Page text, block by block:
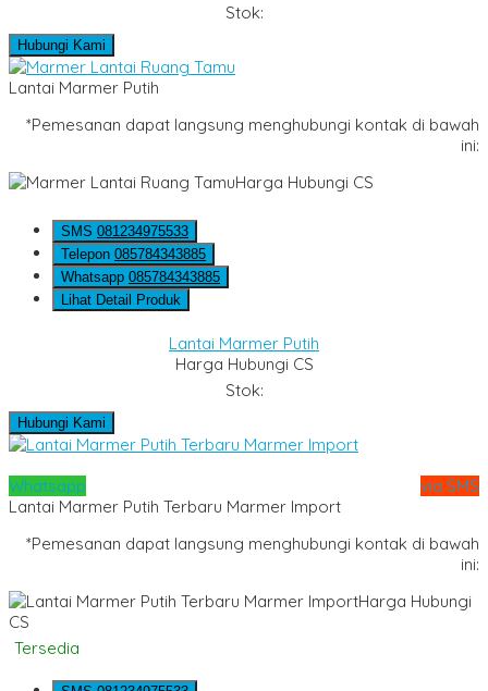
Stok:
Hubungi Kami
Lantai Marmer Putih
*Pemesanan dapat langsung menghubungi kontak di bawah
ini:
Harga Hubungi CS
SMS 081234975533
Telepon 085784343885
Whatsapp 085784343885
Lihat Detail Produk
Lantai Marmer Putih
Harga Hubungi CS
Stok:
Hubungi Kami
Whatsapp
via SMS
Lantai Marmer Putih Terbaru Marmer Import
*Pemesanan dapat langsung menghubungi kontak di bawah
ini:
Harga Hubungi
CS
Tersedia